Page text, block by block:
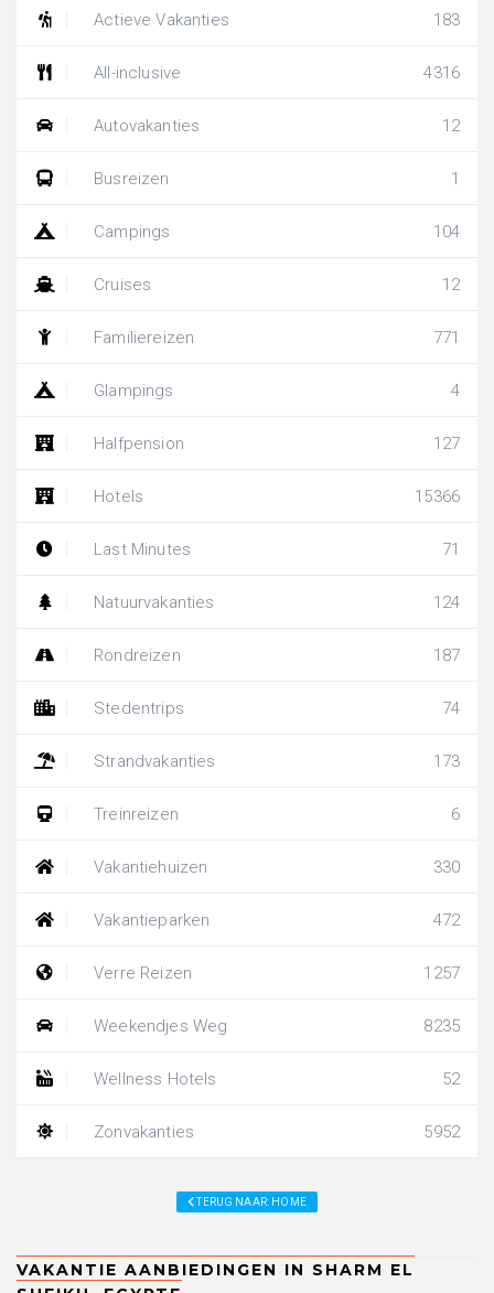
Actieve Vakanties 183
All-inclusive 4316
Autovakanties 12
Busreizen 1
Campings 104
Cruises 12
Familiereizen 771
Glampings 4
Halfpension 127
Hotels 15366
Last Minutes 71
Natuurvakanties 124
Rondreizen 187
Stedentrips 74
Strandvakanties 173
Treinreizen 6
Vakantiehuizen 330
Vakantieparken 472
Verre Reizen 1257
Weekendjes Weg 8235
Wellness Hotels 52
Zonvakanties 5952
TERUG NAAR: HOME